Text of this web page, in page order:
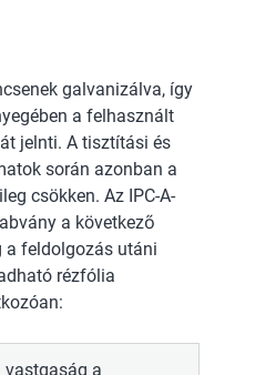
galvanizálva, így
a felhasznált
jelnti. A tisztítási és
során azonban a
csökken. Az IPC-A-
a következő
a feldolgozás utáni
rézfólia
vastgaság a